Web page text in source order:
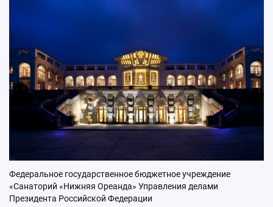
Федеральное государственное бюджетное учреждение
«Санаторий «Нижняя Ореанда» Управления делами
Президента Российской Федерации